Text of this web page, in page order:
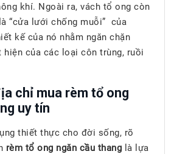
khí. Ngoài ra, vách tổ ong còn
“cửa lưới chống muỗi” của
kế của nó nhằm ngăn chặn
hiện của các loại côn trùng, ruồi
chỉ mua rèm tổ ong
uy tín
thiết thực cho đời sống, rõ
rèm tổ ong ngăn cầu thang là lựa